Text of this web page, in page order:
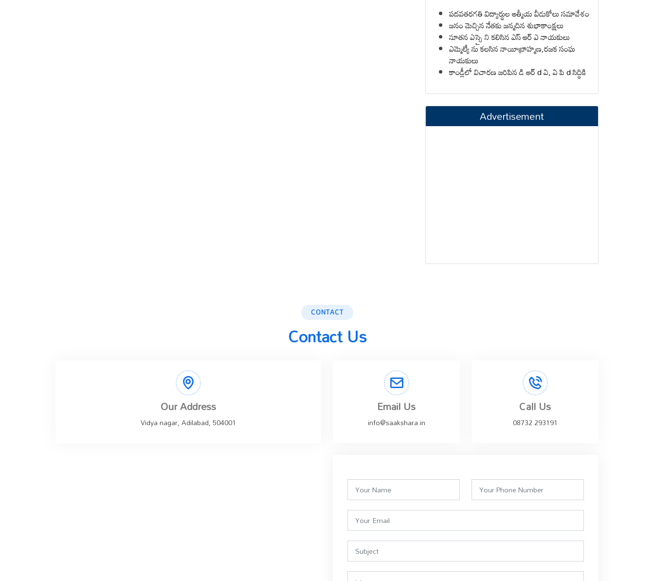
పదవతరగతి విద్యార్థుల ఆత్మీయ వీడుకోలు సమావేశం
జనం మెచ్చిన నేతకు జన్మదిన శుభాకాంక్షలు
నూతన ఎస్సై ని కలిసిన ఎస్ ఆర్ ఎ నాయకులు
ఎమ్మెల్యే ను కలసిన నాయీబ్రాహ్మణ,రజక సంఘ
నాయకులు
కాండ్లీలో విచారణ జరిపిన డి ఆర్ d ఏ, ఏ పి d సిద్ధికి
Advertisement
CONTACT
Contact Us
Our Address
Vidya nagar, Adilabad, 504001
Email Us
info@saakshara.in
Call Us
08732 293191